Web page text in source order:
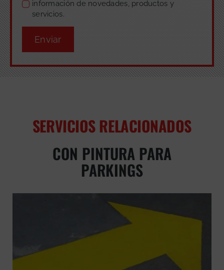
información de novedades, productos y
servicios.
Enviar
SERVICIOS RELACIONADOS
CON PINTURA PARA
PARKINGS